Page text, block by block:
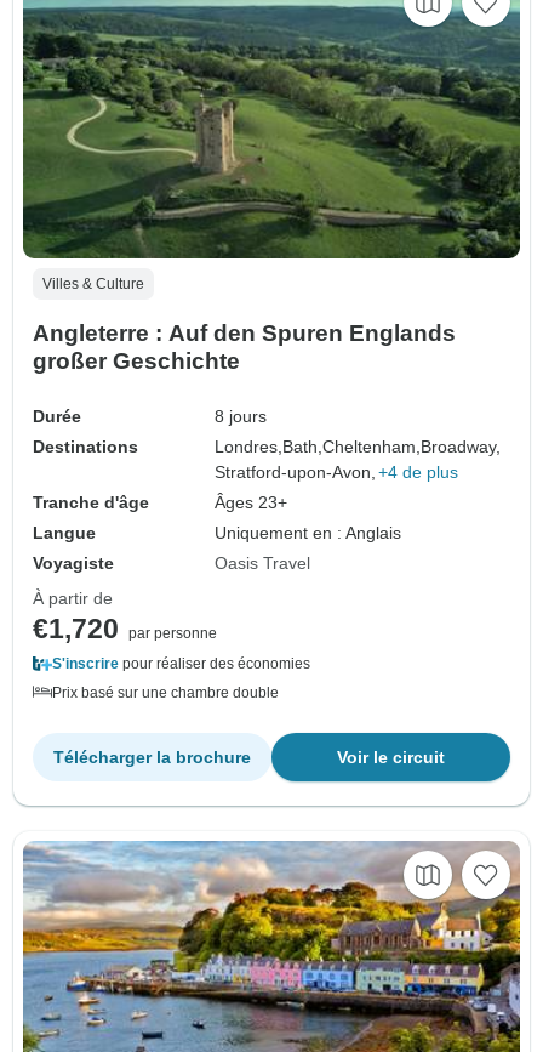
Villes & Culture
Angleterre : Auf den Spuren Englands
großer Geschichte
Durée
8 jours
Destinations
Londres, Bath,Cheltenham, Broadway,
Stratford-upon-Avon, +4 de plus
Tranche d'âge
Âges 23+
Langue
Uniquement en : Anglais
Voyagiste
Oasis Travel
À partir de
€1,720
par personne
S'inscrire pour réaliser des économies
Prix basé sur une chambre double
Voir le circuit
Télécharger la brochure